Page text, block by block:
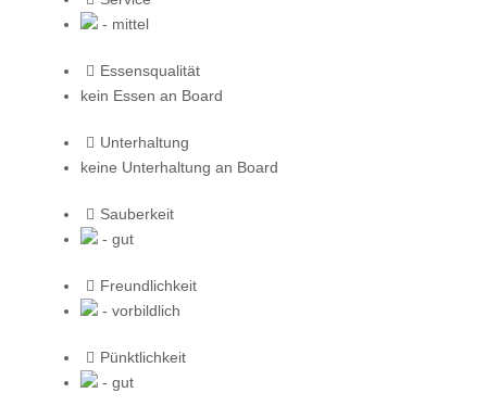
- mittel
Essensqualität
kein Essen an Board
Unterhaltung
keine Unterhaltung an Board
Sauberkeit
- gut
Freundlichkeit
- vorbildlich
Pünktlichkeit
- gut